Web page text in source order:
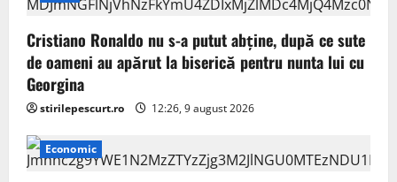
Cristiano Ronaldo nu s-a putut abține, după ce sute
de oameni au apărut la biserică pentru nunta lui cu
Georgina
stirilepescurt.ro 12:26, 9 august 2026
Economic